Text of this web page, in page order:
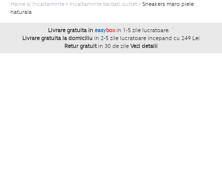
Haine si Incaltaminte Incaltaminte barbati outlet
Sneakers maro piele
naturala
Livrare gratuita in easybox in 1-5 zile lucratoare. `
Livrare gratuita la domiciliu in 2-5 zile lucratoare incepand cu 249 Lei
Retur gratuit in 30 de zile Vezi detalii